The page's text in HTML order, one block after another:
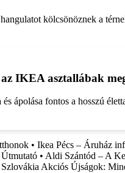
hangulatot kölcsönöznek a
IKEA asztallábak
ápolása fontos a hosszú
• Ikea Pécs – Áruház
• Aldi Szántód – A
Akciós Újságok: